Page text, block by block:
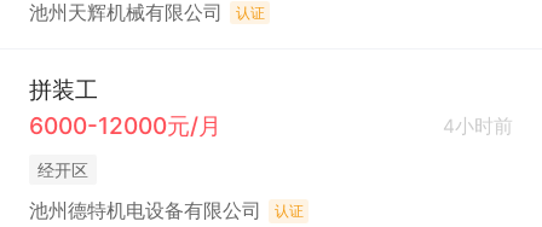
池州天辉机械有限公司 认证
拼装工
6000-12000元/月
4小时前
经开区
池州德特机电设备有限公司 认证